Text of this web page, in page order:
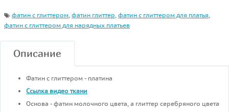
фатин с глиттером, фатин глиттер, фатин с глиттером для платья,
фатин с глиттером для нарядных платьев
Описание
Фатин с глиттером - платина
Ссылка видео ткани
Основа - фатин молочного цвета, а глиттер серебряного цвета